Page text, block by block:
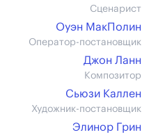
Сценарист
Оуэн МакПолин
Оператор-постановщик
Джон Ланн
Композитор
Сьюзи Каллен
Художник-постановщик
Элинор Грин